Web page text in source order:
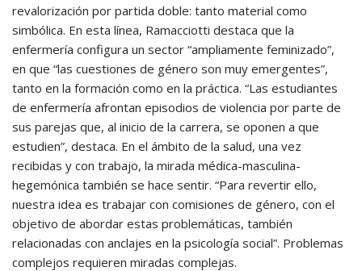
revalorización por partida doble: tanto material como
simbólica. En esta línea, Ramacciotti destaca que la
enfermería configura un sector “ampliamente feminizado”,
en que “las cuestiones de género son muy emergentes”,
tanto en la formación como en la práctica. “Las estudiantes
de enfermería afrontan episodios de violencia por parte de
sus parejas que, al inicio de la carrera, se oponen a que
estudien”, destaca. En el ámbito de la salud, una vez
recibidas y con trabajo, la mirada médica-masculina-
hegemónica también se hace sentir. “Para revertir ello,
nuestra idea es trabajar con comisiones de género, con el
objetivo de abordar estas problemáticas, también
relacionadas con anclajes en la psicología social”. Problemas
complejos requieren miradas complejas.